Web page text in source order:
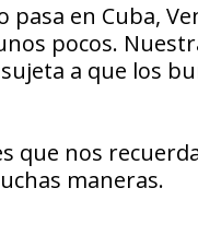
en Cuba,
pocos.
a que los
que nos
maneras.